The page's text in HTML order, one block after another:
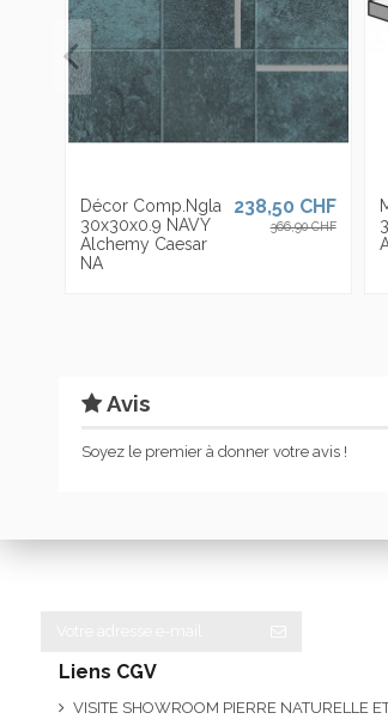
Décor Comp.Ngla
30x30x0.9 NAVY
Alchemy Caesar
NA
238,50 CHF
366,90 CHF
Avis
Soyez le premier à donner votre avis !
Liens CGV
VISITE SHOWROOM PIERRE NATURELLE